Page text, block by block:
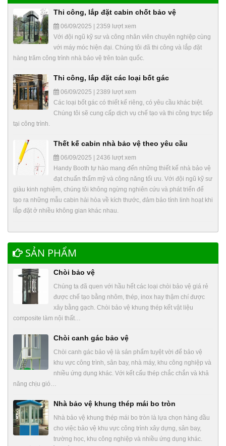
Thi công, lắp đặt cabin chốt bảo vệ
06/09/2025 | 2359 lượt xem
Với đội ngũ kỹ sư và công nhân viên chuyên nghiệp cùng
với máy móc hiện đại. Chúng tôi đã thi công và lắp đặt
hàng trăm công trình nhà bảo vệ trên toàn quốc.
Thi công, lắp đặt các loại bốt gác
06/09/2025 | 2389 lượt xem
Các loại bốt gác có thiết kế riêng, có yêu cầu khác biệt.
Chúng tôi sẽ cung cấp dịch vụ chế tạo và thi công trực tiếp
tại công trình.
Thết kế cabin nhà bảo vệ theo yêu cầu
06/09/2025 | 2436 lượt xem
Handy Booth tự hào mang đến những thiết kế nhà bảo vệ
đạt chuẩn thẩm mỹ và công năng tối ưu. Với đội ngũ kỹ sư
giàu kinh nghiệm, chúng tôi không ngừng nghiên cứu và phát triển để
tạo ra những mẫu cabin hài hòa về kích thước, đảm bảo tính linh hoạt khi
lắp đặt ở nhiều không gian khác nhau.
SẢN PHẨM
Chòi bảo vệ
Chúng ta đã quen với hầu hết các loại chòi bảo vệ giá rẻ
được chế tạo bằng nhôm, thép, inox hay thậm chí được
xây bằng gạch. Chòi bảo vệ khung thép kết vật liệu
composite làm nội thất…
Chòi canh gác bảo vệ
Chòi canh gác bảo vệ là sản phẩm tuyệt vời để bảo vệ
khu vực công trình, sân bay, nhà máy, khu công nghiệp và
nhiều ứng dụng khác. Với kết cấu thép chắc chắn và khả
năng chịu gió…
Nhà bảo vệ khung thép mái bo tròn
Nhà bảo vệ khung thép mái bo tròn là lựa chọn hàng đầu
cho việc bảo vệ khu vực công trình xây dựng, sân bay,
trường học, khu công nghiệp và nhiều ứng dụng khác.